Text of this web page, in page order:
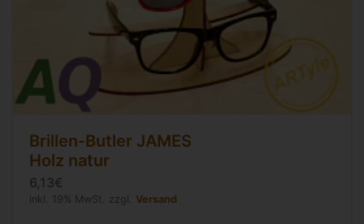
Brillen-Butler JAMES
Holz natur
6,13€
inkl. 19% MwSt. zzgl. Versand